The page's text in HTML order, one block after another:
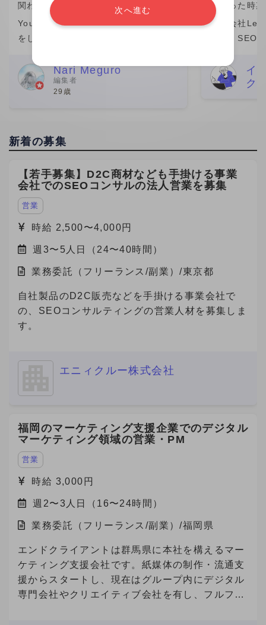
関わった時期：2026年
YouTubeなどを中心に動画編集の業務
をしています。 私自身、この1年間(仕
素直に嬉しいです。 そのきっかけをく
れたのがビデオチューブさんでした。
実は、最初にネット
Nari Meguro
編集者
29歳
関わった時
株式会社
では、SEO
ら分析改善
た。特に、
イ
ク
新着の募集
【若手募集】D2C商材なども手掛ける事業
会社でのSEOコンサルの法人営業を募集
営業
時給 2,500〜4,000円
週3〜5人日（24〜40時間）
業務委託（フリーランス/副業）/東京都
自社製品のD2C販売などを手掛ける事業会社で
の、SEOコンサルティングの営業人材を募集しま
す。
エニィクルー株式会社
福岡のマーケティング支援企業でのデジタル
マーケティング領域の営業・PM
営業
時給 3,000円
週2〜3人日（16〜24時間）
業務委託（フリーランス/副業）/福岡県
エンドクライアントは群馬県に本社を構えるマー
ケティング支援会社です。紙媒体の制作・流通支
援からスタートし、現在はグループ内にデジタル
専門会社やクリエイティブ会社を有し、フルファ
次へ進む